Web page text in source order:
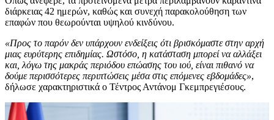
διάρκειας 42 ημερών, καθώς και συνεχή παρακολούθηση των
επαφών που θεωρούνται υψηλού κινδύνου.
«Προς το παρόν δεν υπάρχουν ενδείξεις ότι βρισκόμαστε στην αρχή
μιας ευρύτερης επιδημίας. Ωστόσο, η κατάσταση μπορεί να αλλάξει
και, λόγω της μακράς περιόδου επώασης του ιού, είναι πιθανό να
δούμε περισσότερες περιπτώσεις μέσα στις επόμενες εβδομάδες»,
δήλωσε χαρακτηριστικά ο Τέντρος Αντάνομ Γκεμπρεγιέσους.